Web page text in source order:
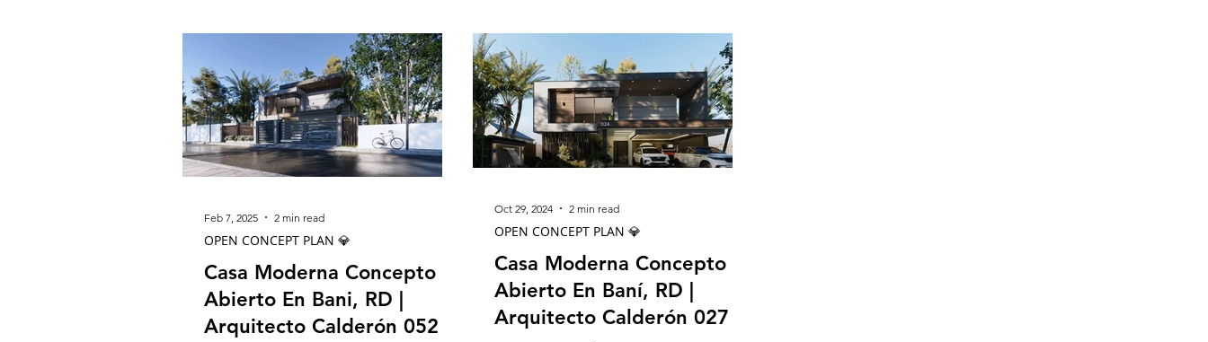
Casa Moderna Concepto
Abierto En Bani, RD |
Arquitecto Calderón 052
OPEN CONCEPT PLAN 💎
Feb 7, 2025 2 min read
Casa Moderna Concepto
Abierto En Baní, RD |
Arquitecto Calderón 027
OPEN CONCEPT PLAN 💎
Oct 29, 2024 2 min read